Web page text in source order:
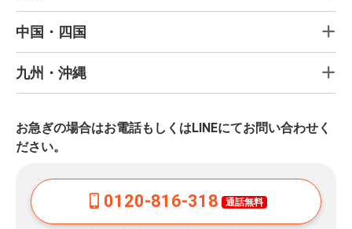
中国・四国
九州・沖縄
お急ぎの場合はお電話もしくはLINEにてお問い合わせく
ださい。
0120-816-318 通話無料